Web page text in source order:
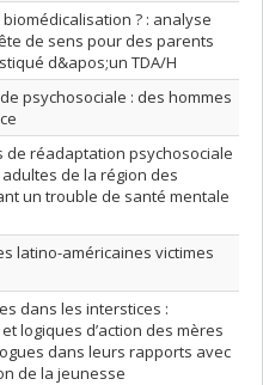
? : analyse
de sens pour des parents
d&apos;un TDA/H
psychosociale : des hommes
de réadaptation psychosociale
de la région des
un trouble de santé mentale
latino-américaines victimes
dans les interstices :
logiques d’action des mères
dans leurs rapports avec
de la jeunesse